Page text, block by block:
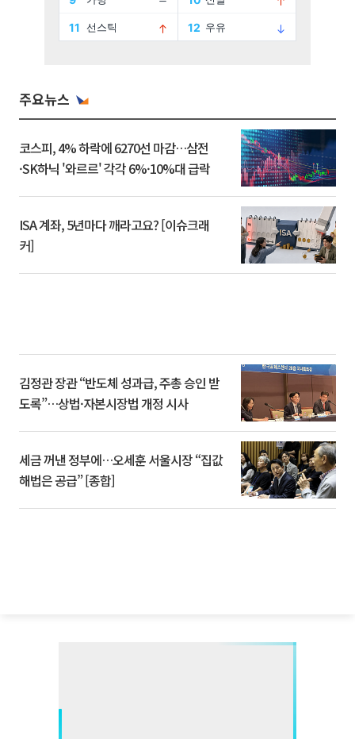
주요뉴스
코스피, 4% 하락에 6270선 마감…삼전
·SK하닉 '와르르' 각각 6%·10%대 급락
ISA 계좌, 5년마다 깨라고요? [이슈크래
커]
김정관 장관 “반도체 성과급, 주총 승인 받
도록”…상법·자본시장법 개정 시사
세금 꺼낸 정부에…오세훈 서울시장 “집값
해법은 공급” [종합]